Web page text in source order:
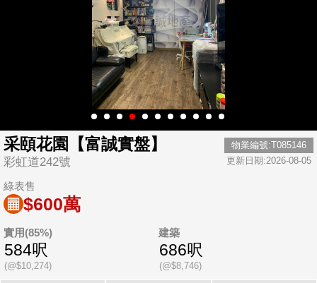
采頤花園【富誠實盤】
彩虹道242號
物業編號:T085146
更新日期:2026-08-05
綠表售
$600萬
實用(85%)
584呎
(@$10,274)
建築
686呎
(@$8,746)